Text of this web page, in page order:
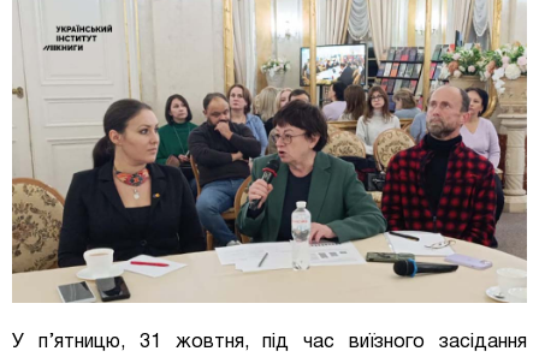
У п’ятницю, 31 жовтня, під час виїзного засідання